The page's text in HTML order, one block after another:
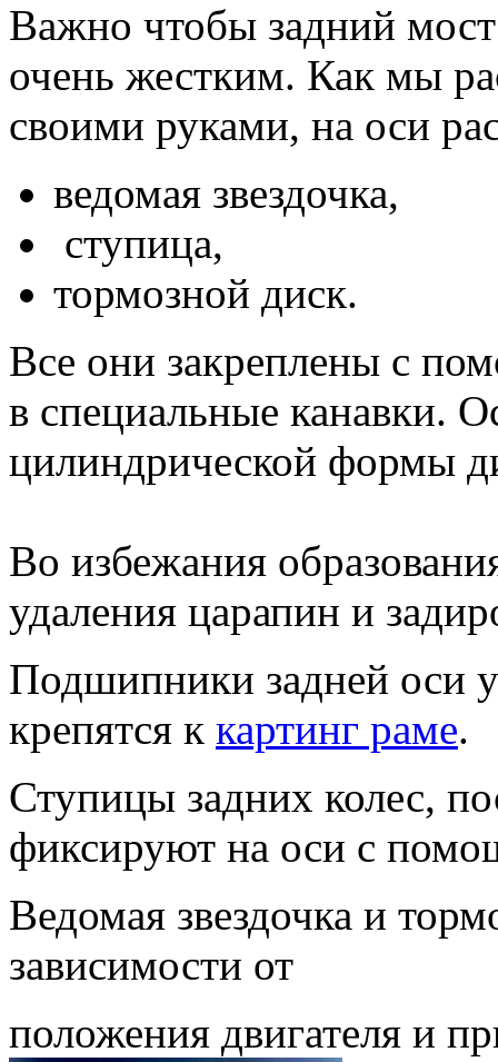
Важно чтобы задний
очень жестким. Как мы
своими руками, на оси
ведомая звездочка,
ступица,
тормозной диск.
Все они закреплены с
в специальные канавки.
цилиндрической формы
Во избежания
удаления царапин и
Подшипники задней оси
крепятся к картинг раме.
Ступицы задних колес,
фиксируют на оси с
Ведомая звездочка и
зависимости от
положения двигателя и